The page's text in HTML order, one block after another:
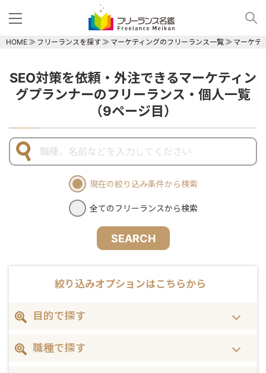
HOME フリーランスを探す マーケティングのフリーランス一覧 マーケテ
SEO対策を依頼・外注できるマーケティン
グプランナーのフリーランス・個人一覧
（9ページ目）
現在の絞り込み条件から検索
全てのフリーランスから検索
SEARCH
絞り込みオプションはこちらから
目的で探す
職種で探す